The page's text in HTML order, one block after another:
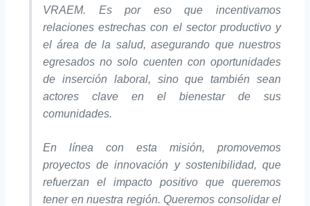
VRAEM. Es por eso que incentivamos
relaciones estrechas con el sector productivo y
el área de la salud, asegurando que nuestros
egresados no solo cuenten con oportunidades
de inserción laboral, sino que también sean
actores clave en el bienestar de sus
comunidades.
En línea con esta misión, promovemos
proyectos de innovación y sostenibilidad, que
refuerzan el impacto positivo que queremos
tener en nuestra región. Queremos consolidar el